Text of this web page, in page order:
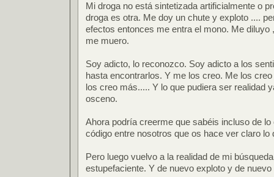
Mi droga no está sintetizada artificialmente o
droga es otra. Me doy un chute y exploto ....
efectos entonces me entra el mono. Me diluyo
me muero.
Soy adicto, lo reconozco. Soy adicto a los
hasta encontrarlos. Y me los creo. Me los
los creo más..... Y lo que pudiera ser realidad
osceno.
Ahora podría creerme que sabéis incluso de
código entre nosotros que os hace ver claro lo
Pero luego vuelvo a la realidad de mi
estupefaciente. Y de nuevo exploto y de